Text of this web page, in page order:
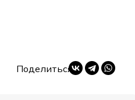
Поделиться